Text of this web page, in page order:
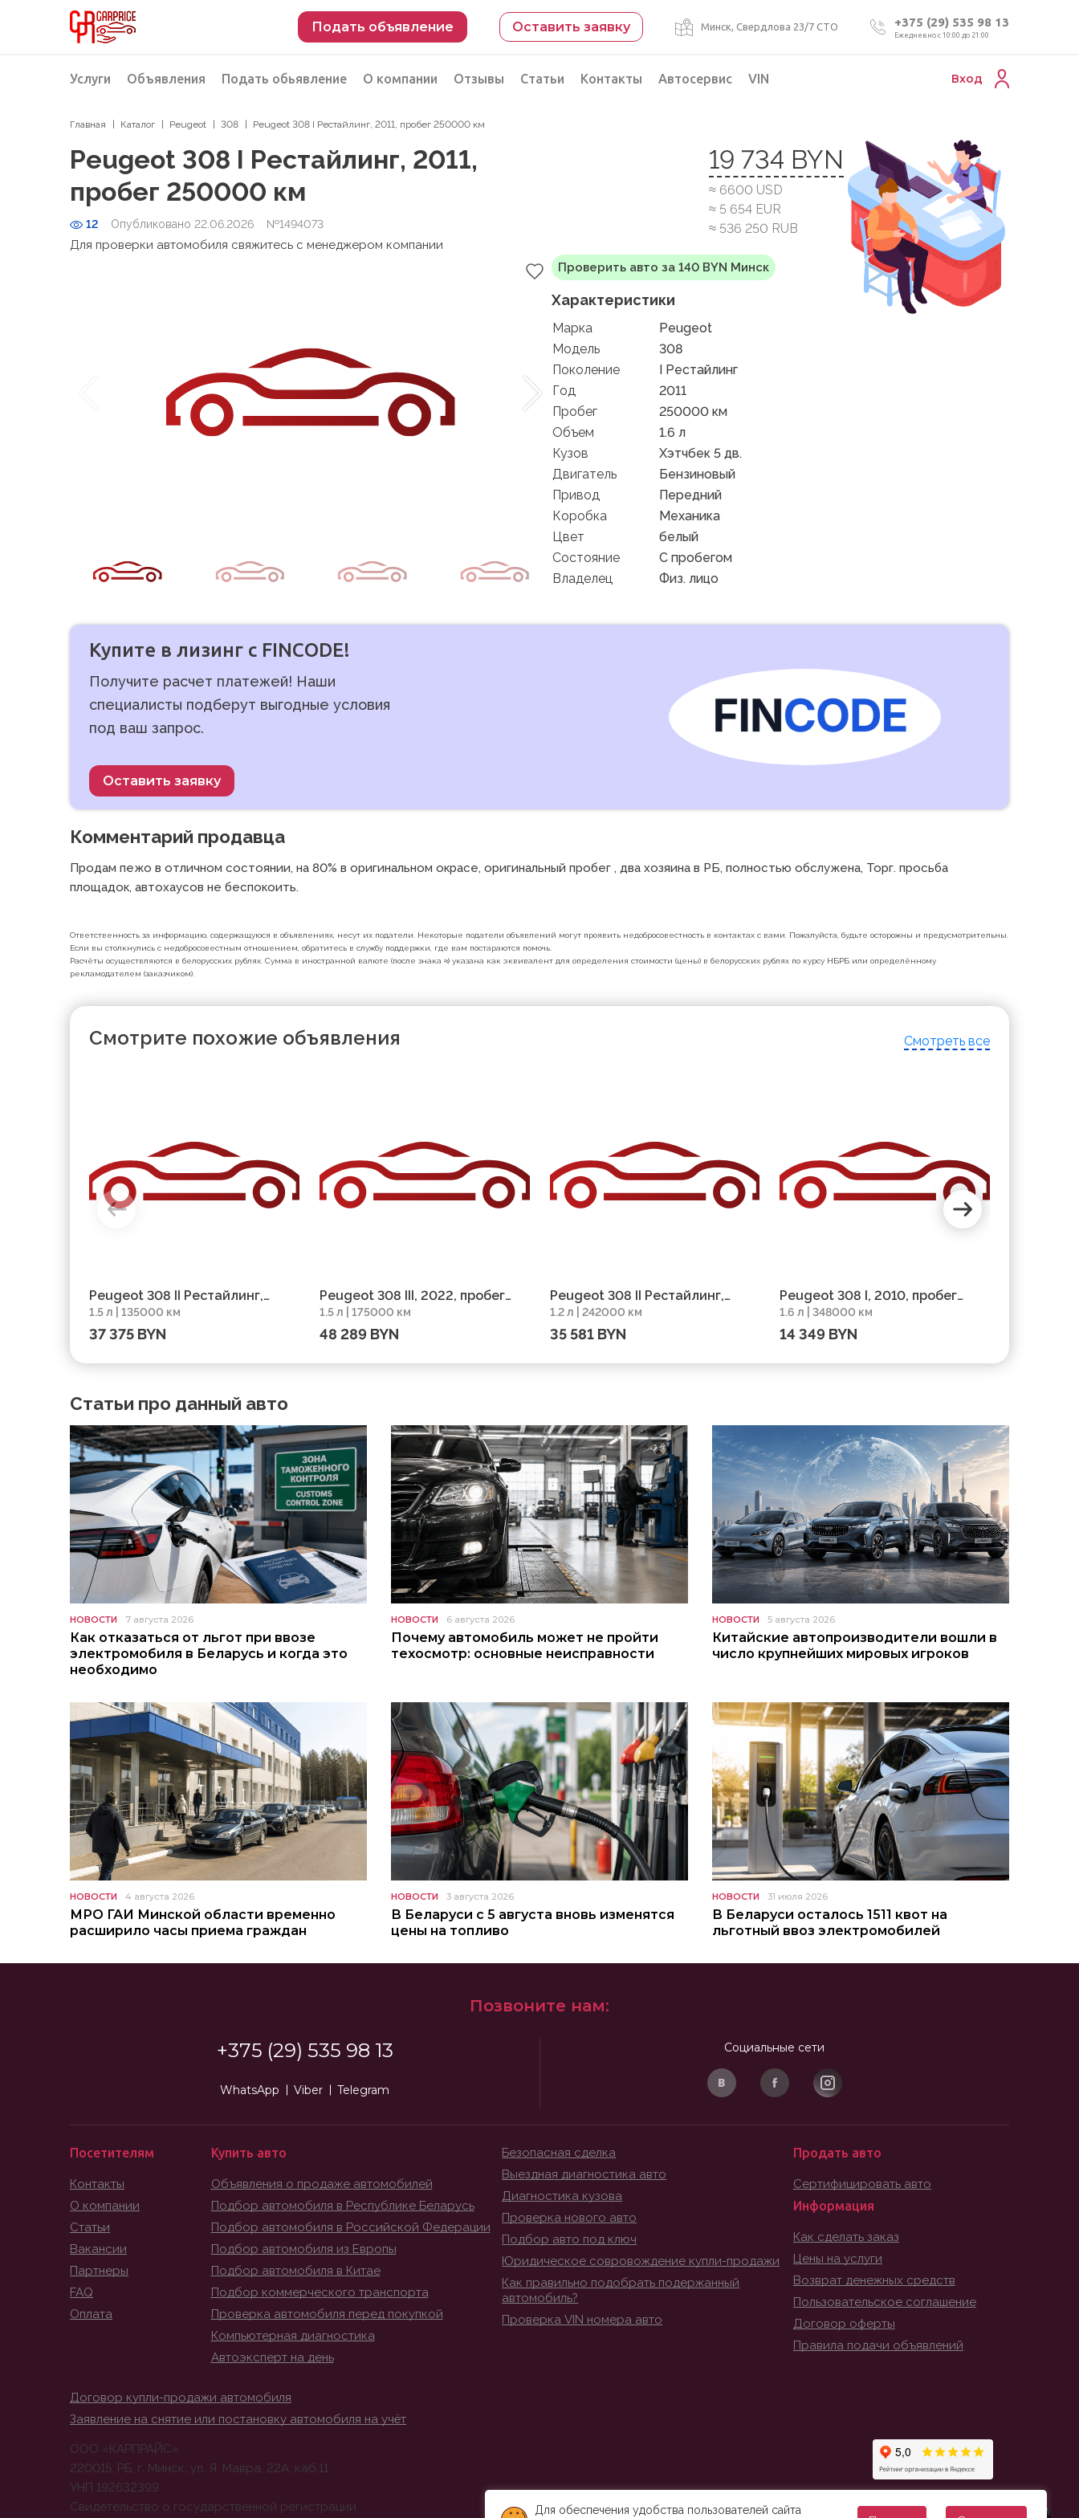
Подать объявление Оставить заявку Минск, Свердлова 23/7 СТО +375 (29) 535 98 13
Ежедневно с 10:00 до 21:00
Услуги
Подбор автомобиля
Подбор автомобиля из Российской Федерации
Подбор автомобиля из Европы
Проверка автомобиля перед покупкой
Подбор автомобиля из Китая Проверка VIN номера авто
Пригон авто из Беларуси
Подбор мотоцикла
Объявления Подать обьявление
Разместить объявление о продаже
О компании Отзывы Статьи Контакты Автосервис VIN Вход
Главная Каталог Peugeot 308 Peugeot 308 I Рестайлинг, 2011, пробег 250000 км
Peugeot 308 I Рестайлинг, 2011,
пробег 250000 км
12 Опубликовано 22.06.2026 №1494073
19 734 BYN
≈ 6600 USD
≈ 5 654 EUR
≈ 536 250 RUB
Для проверки автомобиля свяжитесь с менеджером компании
Проверить авто за 140 BYN Минск
Характеристики
Марка
Peugeot
Модель
308
Поколение
I Рестайлинг
Год
2011
Пробег
250000 км
Объем
1.6 л
Кузов
Хэтчбек 5 дв.
Двигатель
Бензиновый
Привод
Передний
Коробка
Механика
Цвет
белый
Состояние
C пробегом
Владелец
Физ. лицо
Купите в лизинг с FINCODE!
Получите расчет платежей! Наши
специалисты подберут выгодные условия
под ваш запрос.
Оставить заявку
Комментарий продавца
Продам пежо в отличном состоянии, на 80% в оригинальном окрасе, оригинальный пробег , два хозяина в РБ, полностью обслужена, Торг. просьба
площадок, автохаусов не беспокоить.
Ответственность за информацию, содержащуюся в объявлениях, несут их податели. Некоторые податели объявлений могут проявить недобросовестность в контактах с вами. Пожалуйста, будьте осторожны и предусмотрительны.
Если вы столкнулись с недобросовестным отношением, обратитесь в службу поддержки, где вам постараются помочь.
Расчёты осуществляются в белорусских рублях. Сумма в иностранной валюте (после знака ≈) указана как эквивалент для определения стоимости (цены) в белорусских рублях по курсу НБРБ или определённому
рекламодателем (заказчиком).
Смотрите похожие объявления Смотреть все
Peugeot 308 II Рестайлинг,
2020, пробег 135000 км
1.5 л | 135000 км
37 375 BYN
Peugeot 308 III, 2022, пробег
175000 км
1.5 л | 175000 км
48 289 BYN
Peugeot 308 II Рестайлинг,
2018, пробег 242000 км
1.2 л | 242000 км
35 581 BYN
Peugeot 308 I, 2010, пробег
348000 км
1.6 л | 348000 км
14 349 BYN
Статьи про данный авто
НОВОСТИ 7 августа 2026
Как отказаться от льгот при ввозе
электромобиля в Беларусь и когда это
необходимо
НОВОСТИ 6 августа 2026
Почему автомобиль может не пройти
техосмотр: основные неисправности
НОВОСТИ 5 августа 2026
Китайские автопроизводители вошли в
число крупнейших мировых игроков
НОВОСТИ 4 августа 2026
МРО ГАИ Минской области временно
расширило часы приема граждан
НОВОСТИ 3 августа 2026
В Беларуси с 5 августа вновь изменятся
цены на топливо
НОВОСТИ 31 июля 2026
В Беларуси осталось 1511 квот на
льготный ввоз электромобилей
Позвоните нам:
+375 (29) 535 98 13
WhatsApp Viber Telegram
Социальные сети
Посетителям
Контакты
О компании
Статьи
Вакансии
Партнеры
FAQ
Оплата
Купить авто
Объявления о продаже автомобилей
Подбор автомобиля в Республике Беларусь
Подбор автомобиля в Российской Федерации
Подбор автомобиля из Европы
Подбор автомобиля в Китае
Подбор коммерческого транспорта
Проверка автомобиля перед покупкой
Компьютерная диагностика
Автоэксперт на день
Безопасная сделка
Выездная диагностика авто
Диагностика кузова
Проверка нового авто
Подбор авто под ключ
Юридическое совровождение купли-продажи
Как правильно подобрать подержанный
автомобиль?
Проверка VIN номера авто
Продать авто
Сертифицировать авто
Информация
Как сделать заказ
Цены на услуги
Возврат денежных средств
Пользовательское соглашение
Договор оферты
Правила подачи объявлений
Договор купли-продажи автомобиля
Заявление на снятие или постановку автомобиля на учёт
ООО «КАРПРАЙС»
220015, РБ, г. Минск, ул. Я. Мавра, 22А, каб.11.
УНП 192632399
Свидетельство о государственной регистрации
Для обеспечения удобства пользователей сайта